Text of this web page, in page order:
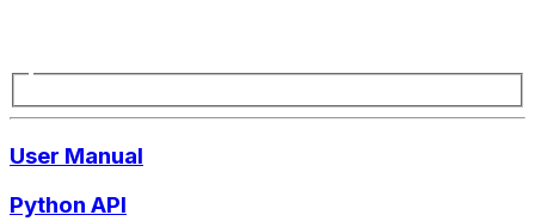
User Manual
Python API